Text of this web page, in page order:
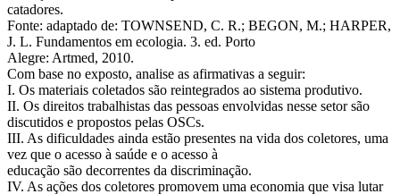
catadores.
Fonte: adaptado de: TOWNSEND, C. R.; BEGON, M.; HARPER,
J. L. Fundamentos em ecologia. 3. ed. Porto
Alegre: Artmed, 2010.
Com base no exposto, analise as afirmativas a seguir:
I. Os materiais coletados são reintegrados ao sistema produtivo.
II. Os direitos trabalhistas das pessoas envolvidas nesse setor são
discutidos e propostos pelas OSCs.
III. As dificuldades ainda estão presentes na vida dos coletores, uma
vez que o acesso à saúde e o acesso à
educação são decorrentes da discriminação.
IV. As ações dos coletores promovem uma economia que visa lutar